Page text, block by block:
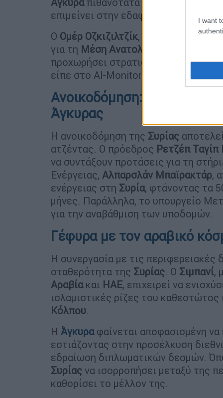
I want
επιμείνει στην εδαφική ακεραιότητα
Ο Ομέρ Οζκιζιλτζίκ, συνεργάτης στο
για τη Μέση Ανατολή
προχωρήσει στρατιωτικά στη Συρία
είπε στο Al-Monitor.
Ανοικοδόμηση: Η Συρία το
Άγκυρας
Η ανοικοδόμηση της Συρίας
ατζέντας. Ο πρόεδρος Ρετζέπ Ταγίπ
να συντάξουν προτάσεις για τη
Ενέργειας, Αλπαρσλάν Μπαϊρακτάρ,
ενέργειας στη Συρία, φτάνοντας τα
μήνες. Παράλληλα, το υπουργείο
για την αναβάθμιση των υποδομών.
Γέφυρα με τον αραβικό
Η συνεργασία με τις περιφερειακές
σταθερότητα της Συρίας. Ο Σιμπανί,
Αραβίακαι ΗΑΕ, επιχειρεί να
ισλαμιστικές ρίζες του
Κόλπου.
Η Άγκυρα φαίνεται αποφασισμένη να
εστιάζοντας στην προσέλκυση
εδραίωση διπλωματικών δεσμών.
Συρίας να ισορροπήσει μεταξύ της
καθορίσει το μέλλον της.